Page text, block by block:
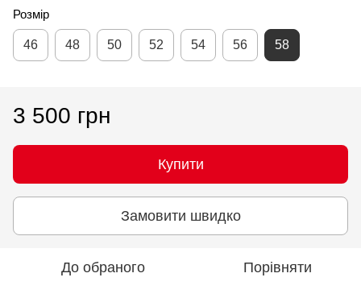
Розмір
46 48 50 52 54 56 58
3 500 грн
Купити
Замовити швидко
До обраного Порівняти